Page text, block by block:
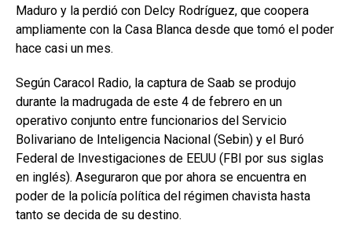
Maduro y la perdió con Delcy Rodríguez, que coopera
ampliamente con la Casa Blanca desde que tomó el poder
hace casi un mes.
Según Caracol Radio, la captura de Saab se produjo
durante la madrugada de este 4 de febrero en un
operativo conjunto entre funcionarios del Servicio
Bolivariano de Inteligencia Nacional (Sebin) y el Buró
Federal de Investigaciones de EEUU (FBI por sus siglas
en inglés). Aseguraron que por ahora se encuentra en
poder de la policía política del régimen chavista hasta
tanto se decida de su destino.